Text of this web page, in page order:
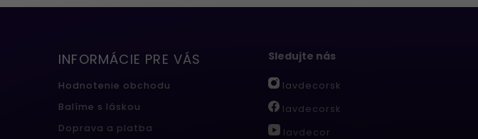
INFORMÁCIE PRE VÁS
Hodnotenie obchodu
Balíme s láskou
Doprava a platba
Sledujte nás
lavdecorsk
lavdecorsk
lavdecor